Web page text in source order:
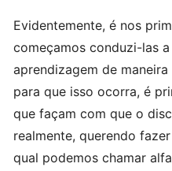
Evidentemente, é nos
começamos conduzi-las
aprendizagem de
para que isso ocorra, é
que façam com que o
realmente, querendo
qual podemos chamar